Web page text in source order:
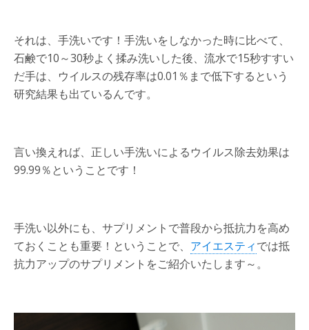
それは、手洗いです！手洗いをしなかった時に比べて、
石鹸で10～30秒よく揉み洗いした後、流水で15秒すすい
だ手は、ウイルスの残存率は0.01％まで低下するという
研究結果も出ているんです。
言い換えれば、正しい手洗いによるウイルス除去効果は
99.99％ということです！
手洗い以外にも、サプリメントで普段から抵抗力を高め
ておくことも重要！ということで、 アイエスティでは抵
抗力アップのサプリメントをご紹介いたします～。